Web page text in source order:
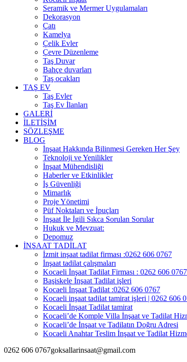
Seramik ve Mermer Uygulamaları
Dekorasyon
Çatı
Kamelya
Çelik Evler
Çevre Düzenleme
Taş Duvar
Bahçe duvarları
Taş ocakları
TAŞ EV
Taş Evler
Taş Ev İlanları
GALERİ
İLETİŞİM
SÖZLEŞME
BLOG
İnşaat Hakkında Bilinmesi Gereken Her Şey
Teknoloji ve Yenilikler
İnşaat Mühendisliği
Haberler ve Etkinlikler
İş Güvenliği
Mimarlık
Proje Yönetimi
Püf Noktaları ve İpuçları
İnşaat İle İgili Sıkca Sorulan Sorular
Hukuk ve Mevzuat:
Depomuz
İNŞAAT TADİLAT
İzmit inşaat tadilat firması :0262 606 0767
İnşaat tadilat çalışmaları
Kocaeli İnşaat Tadilat Firması : 0262 606 0767
Başiskele İnşaat Tadilat işleri
Kocaeli İnşaat Tadilat :0262 606 0767
Kocaeli inşaat tadilat tamirat işleri | 0262 606
Kocaeli İnşaat Tadilat tamirat
Kocaeli’de Komple Villa İnşaat ve Tadilat
Kocaeli’de İnşaat ve Tadilatın Doğru Adresi
Kocaeli Anahtar Teslim İnşaat ve Tadilat
0262 606 0767goksallarinsaat@gmail.com